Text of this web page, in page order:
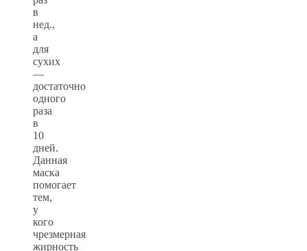
в
нед.,
а
для
сухих
—
достаточно
одного
раза
в
10
дней.
Данная
маска
помогает
тем,
у
кого
чрезмерная
жирность